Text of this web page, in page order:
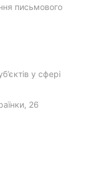
письмового
у сфері
26